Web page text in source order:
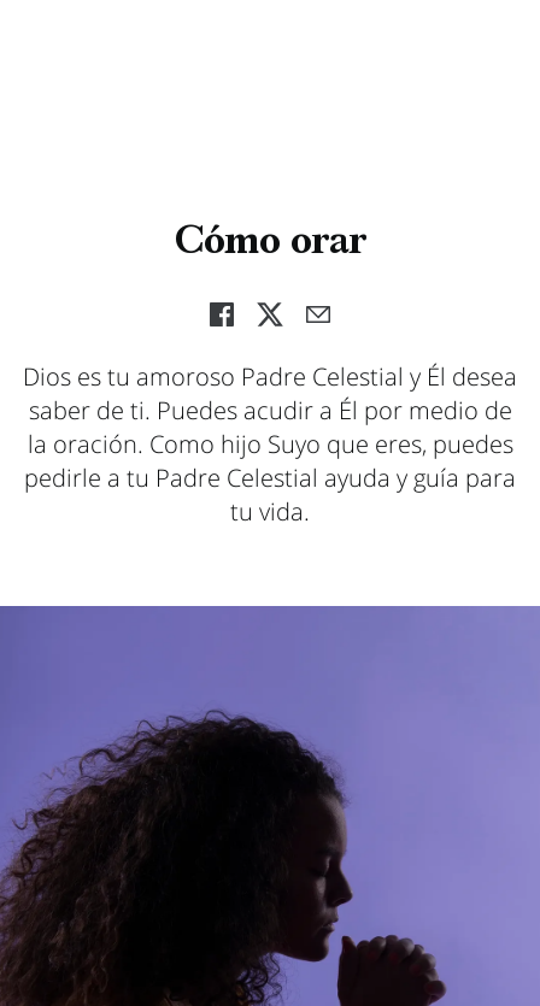
Cómo orar
Dios es tu amoroso Padre Celestial y Él desea
saber de ti. Puedes acudir a Él por medio de
la oración. Como hijo Suyo que eres, puedes
pedirle a tu Padre Celestial ayuda y guía para
tu vida.